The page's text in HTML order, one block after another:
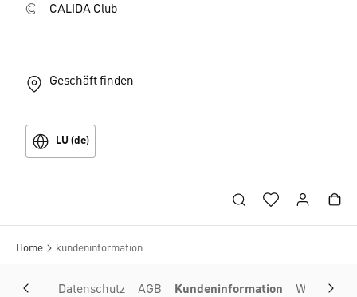
CALIDA Club
Geschäft finden
LU (de)
Home kundeninformation
Datenschutz AGB Kundeninformation